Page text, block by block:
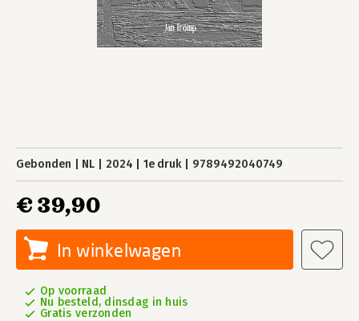
Gebonden NL 2024 1e druk 9789492040749
€ 39,90
In winkelwagen
Op voorraad
Nu besteld, dinsdag in huis
Gratis verzonden